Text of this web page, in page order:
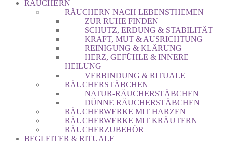
RÄUCHERN
RÄUCHERN NACH LEBENSTHEMEN
ZUR RUHE FINDEN
SCHUTZ, ERDUNG & STABILITÄT
KRAFT, MUT & AUSRICHTUNG
REINIGUNG & KLÄRUNG
HERZ, GEFÜHLE & INNERE
HEILUNG
VERBINDUNG & RITUALE
RÄUCHERSTÄBCHEN
NATUR-RÄUCHERSTÄBCHEN
DÜNNE RÄUCHERSTÄBCHEN
RÄUCHERWERKE MIT HARZEN
RÄUCHERWERKE MIT KRÄUTERN
RÄUCHERZUBEHÖR
BEGLEITER & RITUALE